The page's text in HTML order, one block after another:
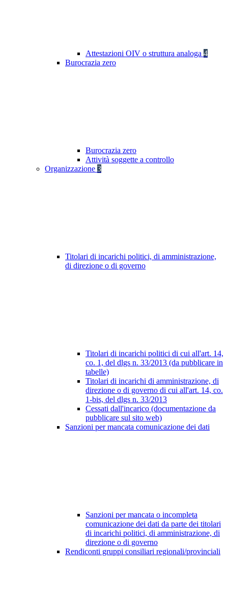
Attestazioni OIV o struttura analoga 4
Burocrazia zero
Burocrazia zero
Attività soggette a controllo
Organizzazione 3
Titolari di incarichi politici, di amministrazione,
di direzione o di governo
Titolari di incarichi politici di cui all'art. 14,
co. 1, del dlgs n. 33/2013 (da pubblicare in
tabelle)
Titolari di incarichi di amministrazione, di
direzione o di governo di cui all'art. 14, co.
1-bis, del dlgs n. 33/2013
Cessati dall'incarico (documentazione da
pubblicare sul sito web)
Sanzioni per mancata comunicazione dei dati
Sanzioni per mancata o incompleta
comunicazione dei dati da parte dei titolari
di incarichi politici, di amministrazione, di
direzione o di governo
Rendiconti gruppi consiliari regionali/provinciali